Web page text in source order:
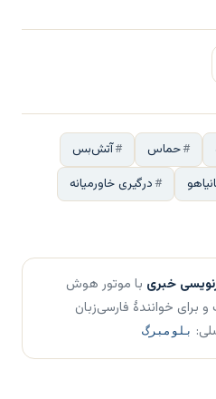
حماس
آتش‌بس
درگیری خاورمیانه
خبری با موتور هوش
خوانندهٔ فارسی‌زبان
بلومبرگ